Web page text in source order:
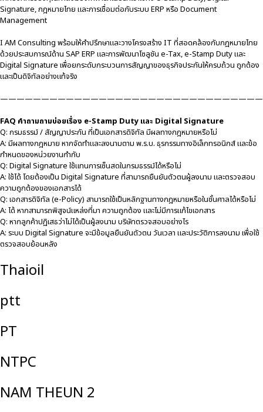
Signature, กฎหมายไทย และการเชื่อมต่อกับระบบ ERP หรือ Document
Management
I AM Consulting พร้อมให้คำปรึกษาและวางโครงสร้าง IT ที่สอดคล้องกับกฎหมายไทย
ด้วยประสบการณ์ด้าน SAP ERP และการพัฒนาโซลูชัน e-Tax, e-Stamp Duty และ
Digital Signature เพื่อยกระดับกระบวนการสัญญาของธุรกิจประกันให้ครบถ้วน ถูกต้อง
และเป็นดิจิทัลอย่างแท้จริง
FAQ คำถามถามบ่อยเรื่อง e-Stamp Duty และ Digital Signature
Q: กรมธรรม์ / สัญญาประกัน ที่เป็นเอกสารดิจิทัล มีผลทางกฎหมายหรือไม่
A: มีผลทางกฎหมาย หากจัดทำและลงนามตาม พ.ร.บ. ธุรกรรมทางอิเล็กทรอนิกส์ และข้อ
กำหนดของหน่วยงานกำกับ
Q: Digital Signature ใช้แทนการเซ็นสดในกรมธรรม์ได้หรือไม่
A: ใช้ได้ โดยต้องเป็น Digital Signature ที่สามารถยืนยันตัวตนผู้ลงนาม และตรวจสอบ
ความถูกต้องของเอกสารได้
Q: เอกสารดิจิทัล (e-Policy) สามารถใช้เป็นหลักฐานทางกฎหมายหรือในชั้นศาลได้หรือไม่
A: ได้ หากสามารถพิสูจน์แหล่งที่มา ความถูกต้อง และไม่มีการแก้ไขเอกสาร
Q: หากลูกค้าปฏิเสธว่าไม่ได้เป็นผู้ลงนาม บริษัทตรวจสอบอย่างไร
A: ระบบ Digital Signature จะมีข้อมูลยืนยันตัวตน วันเวลา และประวัติการลงนาม เพื่อใช้
ตรวจสอบย้อนหลัง
Thaioil
ptt
PT
NTPC
NAM THEUN 2